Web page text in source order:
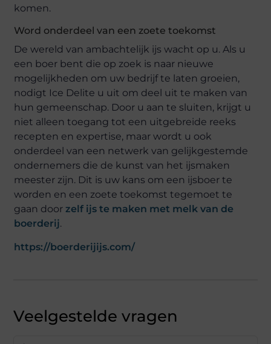
komen.
Word onderdeel van een zoete toekomst
De wereld van ambachtelijk ijs wacht op u. Als u
een boer bent die op zoek is naar nieuwe
mogelijkheden om uw bedrijf te laten groeien,
nodigt Ice Delite u uit om deel uit te maken van
hun gemeenschap. Door u aan te sluiten, krijgt u
niet alleen toegang tot een uitgebreide reeks
recepten en expertise, maar wordt u ook
onderdeel van een netwerk van gelijkgestemde
ondernemers die de kunst van het ijsmaken
meester zijn. Dit is uw kans om een ijsboer te
worden en een zoete toekomst tegemoet te
gaan doorzelf ijs te maken met melk van de
boerderij.
https://boerderijijs.com/
Veelgestelde vragen